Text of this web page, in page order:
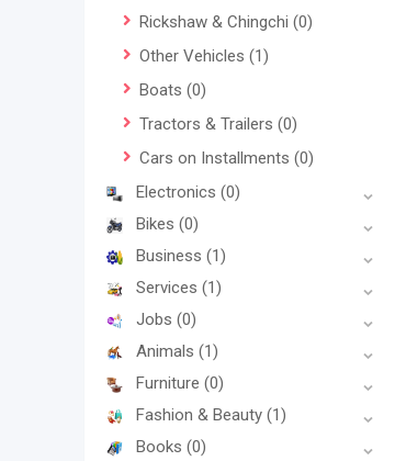
Rickshaw & Chingchi (0)
Other Vehicles (1)
Boats (0)
Tractors & Trailers (0)
Cars on Installments (0)
Electronics (0)
Bikes (0)
Business (1)
Services (1)
Jobs (0)
Animals (1)
Furniture (0)
Fashion & Beauty (1)
Books (0)